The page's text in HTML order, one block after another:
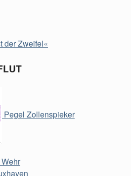
der Zweifel«
Pegel Zollenspieker